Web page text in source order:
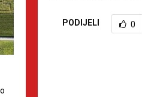
PODIJELI 0